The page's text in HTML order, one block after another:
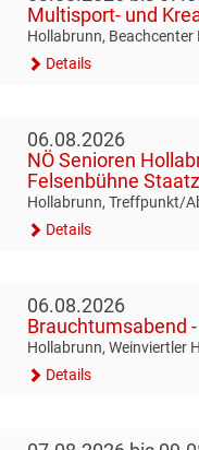
GESUNDE
Multisport- und
Hollabrunn, Beachcenter
Details
06.08.2026
NÖ Senioren
Felsenbühne
Hollabrunn, Treffpunkt/
Details
06.08.2026
Brauchtumsabend
Hollabrunn, Weinviertler
Details